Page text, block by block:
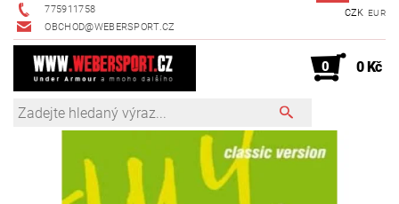
775911758
OBCHOD@WEBERSPORT.CZ
CZK EUR
0 0 Kč